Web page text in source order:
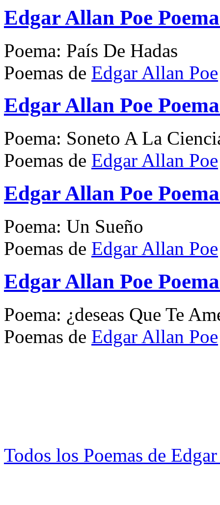
Edgar Allan Poe
Poema: País De Hadas
Poemas de Edgar Allan Poe
Edgar Allan Poe
Poema: Soneto A La
Poemas de Edgar Allan Poe
Edgar Allan Poe
Poema: Un Sueño
Poemas de Edgar Allan Poe
Edgar Allan Poe
Poema: ¿deseas Que Te
Poemas de Edgar Allan Poe
Todos los Poemas de